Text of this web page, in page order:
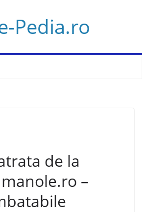
Pedia.ro
de la
–